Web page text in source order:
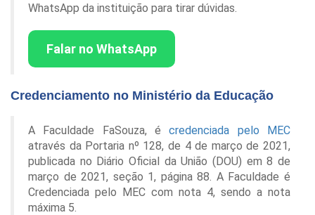
WhatsApp da instituição para tirar dúvidas.
Falar no WhatsApp
Credenciamento no Ministério da Educação
A Faculdade FaSouza, écredenciada pelo MEC
através da Portaria nº 128, de 4 de março de 2021,
publicada no Diário Oficial da União (DOU) em 8 de
março de 2021, seção 1, página 88. A Faculdade é
Credenciada pelo MEC com nota 4, sendo a nota
máxima 5.